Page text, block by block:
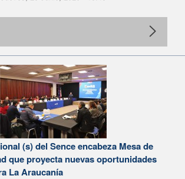
(s) del Sence encabeza Mesa de
que proyecta nuevas oportunidades
La Araucanía